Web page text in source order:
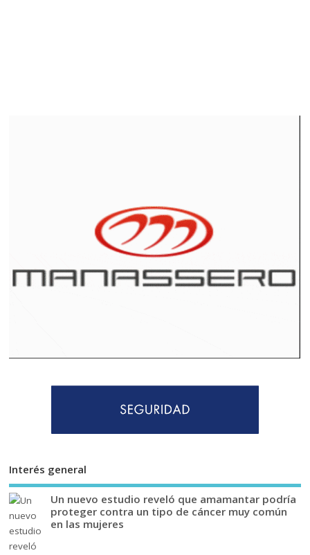
Interés general
Un nuevo estudio reveló que amamantar podría
proteger contra un tipo de cáncer muy común
en las mujeres